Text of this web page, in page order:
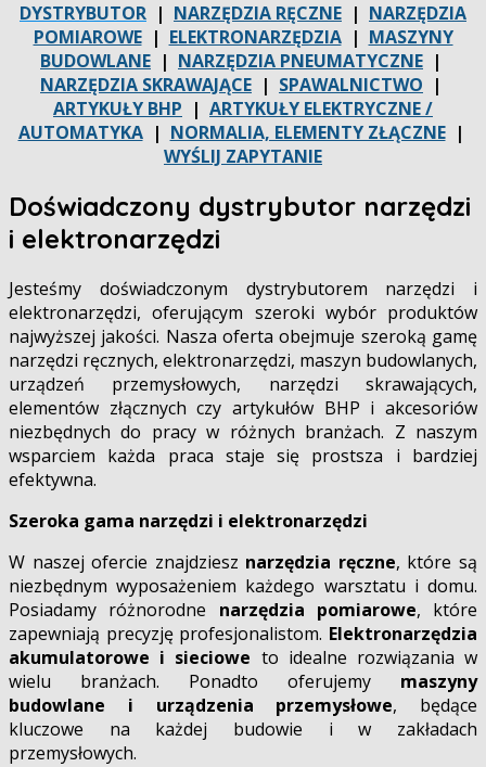
DYSTRYBUTOR | NARZĘDZIA RĘCZNE | NARZĘDZIA
POMIAROWE| ELEKTRONARZĘDZIA| MASZYNY
BUDOWLANE | NARZĘDZIA PNEUMATYCZNE |
NARZĘDZIA SKRAWAJĄCE | SPAWALNICTWO |
ARTYKUŁY BHP | ARTYKUŁY ELEKTRYCZNE /
AUTOMATYKA| NORMALIA, ELEMENTY ZŁĄCZNE|
WYŚLIJ ZAPYTANIE
Doświadczony dystrybutor narzędzi
i elektronarzędzi
Jesteśmy doświadczonym dystrybutorem narzędzi i
elektronarzędzi, oferującym szeroki wybór produktów
najwyższej jakości. Nasza oferta obejmuje szeroką gamę
narzędzi ręcznych, elektronarzędzi, maszyn budowlanych,
urządzeń przemysłowych, narzędzi skrawających,
elementów złącznych czy artykułów BHP i akcesoriów
niezbędnych do pracy w różnych branżach. Z naszym
wsparciem każda praca staje się prostsza i bardziej
efektywna.
Szeroka gama narzędzi i elektronarzędzi
W naszej ofercie znajdziesz narzędzia ręczne, które są
niezbędnym wyposażeniem każdego warsztatu i domu.
Posiadamy różnorodne narzędzia pomiarowe, które
zapewniają precyzję profesjonalistom. Elektronarzędzia
akumulatorowe i sieciowe to idealne rozwiązania w
wielu branżach. Ponadto oferujemy maszyny
budowlane i urządzenia przemysłowe, będące
kluczowe na każdej budowie i w zakładach
przemysłowych.